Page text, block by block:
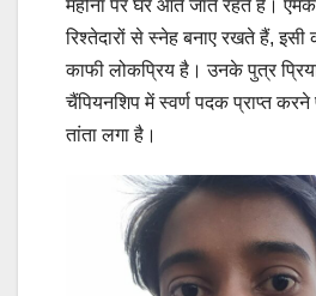
महीना पर घर आते जाते रहते हैं। एमके
रिश्तेदारों से स्नेह बनाए रखते हैं, इसी
काफी लोकप्रिय है। उनके पुत्र
चैंपियनशिप में स्वर्ण पदक प्राप्त करने
तांता लगा है।